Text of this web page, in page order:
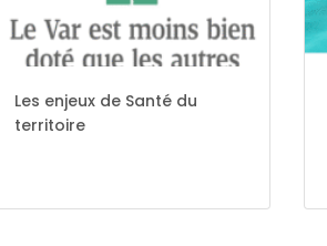
Les enjeux de Santé du
territoire